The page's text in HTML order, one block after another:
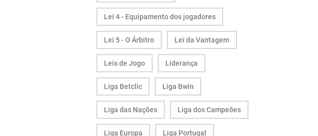
Lei 4 - Equipamento dos jogadores
Lei 5 - O Árbitro Lei da Vantagem
Leis de Jogo Liderança
Liga Betclic Liga Bwin
Liga das Nações Liga dos Campeões
Liga Europa Liga Portugal